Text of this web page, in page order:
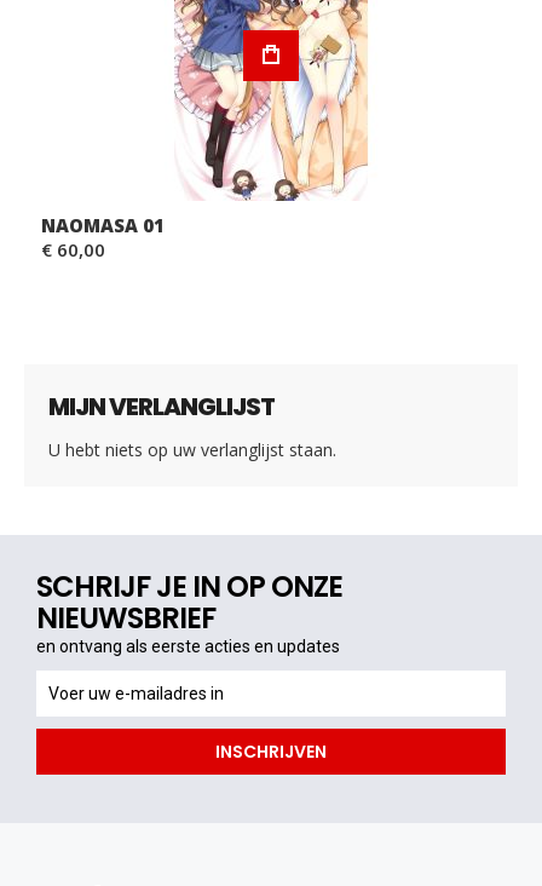
NAOMASA 01
€ 60,00
MIJN VERLANGLIJST
U hebt niets op uw verlanglijst staan.
SCHRIJF JE IN OP ONZE
NIEUWSBRIEF
en ontvang als eerste acties en updates
ontvang
als
acties
INSCHRIJVEN